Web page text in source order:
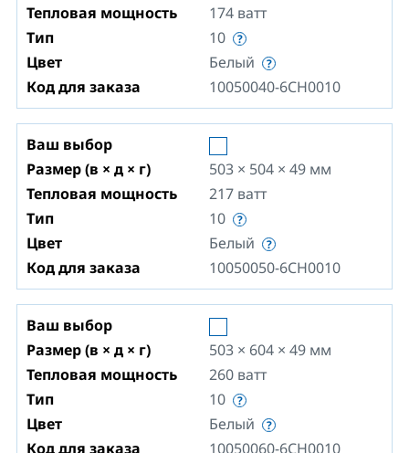
Тепловая мощность
174 ватт
Тип
10
Цвет
Белый
Код для заказа
10050040-6CH0010
Ваш выбор
Размер (в × д × г)
503 × 504 × 49 мм
Тепловая мощность
217 ватт
Тип
10
Цвет
Белый
Код для заказа
10050050-6CH0010
Ваш выбор
Размер (в × д × г)
503 × 604 × 49 мм
Тепловая мощность
260 ватт
Тип
10
Цвет
Белый
Код для заказа
10050060-6CH0010